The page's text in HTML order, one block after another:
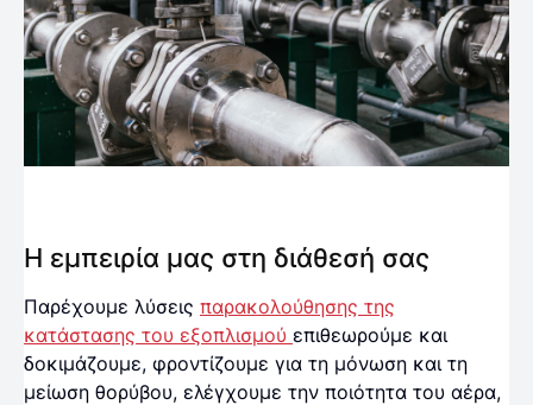
Η εμπειρία μας στη διάθεσή σας
Παρέχουμε λύσεις παρακολούθησης της
κατάστασης του εξοπλισμού επιθεωρούμε και
δοκιμάζουμε, φροντίζουμε για τη μόνωση και τη
μείωση θορύβου, ελέγχουμε την ποιότητα του αέρα,